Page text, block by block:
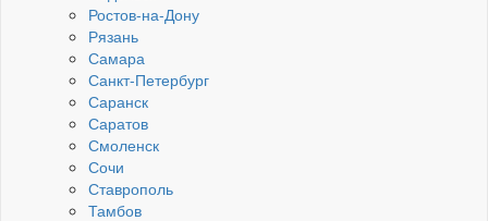
Ростов-на-Дону
Рязань
Самара
Санкт-Петербург
Саранск
Саратов
Смоленск
Сочи
Ставрополь
Тамбов